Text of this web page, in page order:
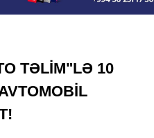
TƏLİM"LƏ 10